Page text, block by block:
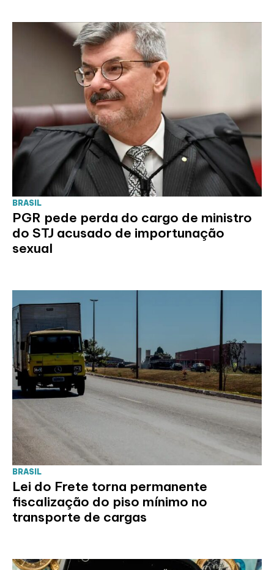
BRASIL
PGR pede perda do cargo de ministro
do STJ acusado de importunação
sexual
BRASIL
Lei do Frete torna permanente
fiscalização do piso mínimo no
transporte de cargas